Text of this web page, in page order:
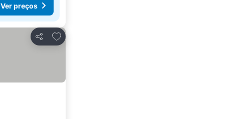
Ver preços
Partilhar
Adicionar aos favoritos